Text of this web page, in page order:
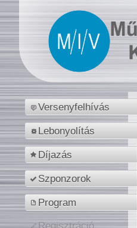
Versenyfelhívás
Lebonyolítás
Díjazás
Szponzorok
Program